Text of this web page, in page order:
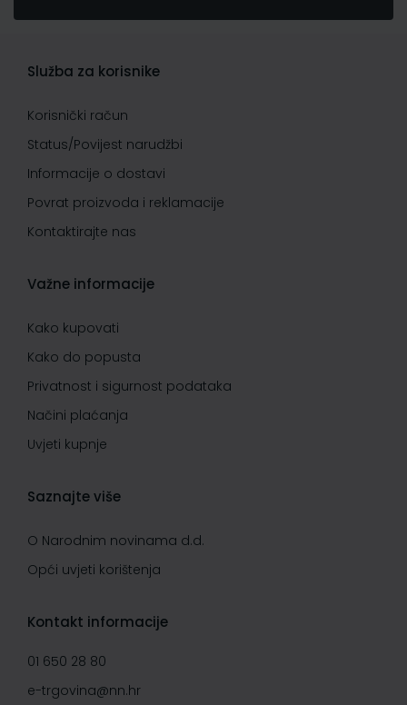
Služba za korisnike
Korisnički račun
Status/Povijest narudžbi
Informacije o dostavi
Povrat proizvoda i reklamacije
Kontaktirajte nas
Važne informacije
Kako kupovati
Kako do popusta
Privatnost i sigurnost podataka
Načini plaćanja
Uvjeti kupnje
Saznajte više
O Narodnim novinama d.d.
Opći uvjeti korištenja
Kontakt informacije
01 650 28 80
e-trgovina@nn.hr